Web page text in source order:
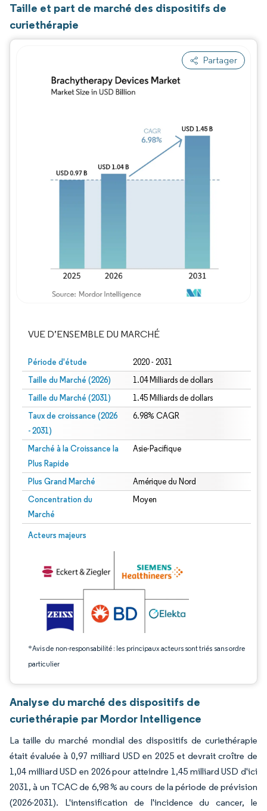
Taille et part de marché des dispositifs de
curiethérapie
Partager
VUE D’ENSEMBLE DU MARCHÉ
Période d'étude 2020 - 2031
Taille du Marché (2026) 1.04 Milliards de dollars
Taille du Marché (2031) 1.45 Milliards de dollars
Taux de croissance (2026
- 2031)
6.98% CAGR
Marché à la Croissance la
Plus Rapide
Asie-Pacifique
Plus Grand Marché Amérique du Nord
Concentration du
Marché
Moyen
Acteurs majeurs
*Avis de non-responsabilité : les principaux acteurs sont triés sans ordre
particulier
Image © Mordor Intelligence. La réutilisation nécessite une attribution sous CC
Analyse du marché des dispositifs de
curiethérapie par Mordor Intelligence
La taille du marché mondial des dispositifs de curiethérapie
était évaluée à 0,97 milliard USD en 2025 et devrait croître de
1,04 milliard USD en 2026 pour atteindre 1,45 milliard USD d'ici
2031, à un TCAC de 6,98 % au cours de la période de prévision
(2026-2031). L'intensification de l'incidence du cancer, le